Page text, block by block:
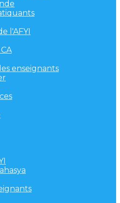
l'AFYI
enseignants